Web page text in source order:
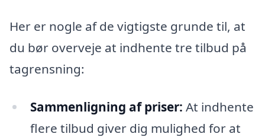
Her er nogle af de vigtigste grunde til, at
du bør overveje at indhente tre tilbud på
tagrensning:
Sammenligning af priser: At indhente
flere tilbud giver dig mulighed for at